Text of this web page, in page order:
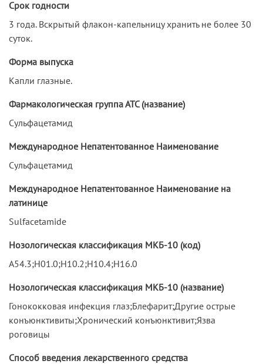
Срок годности
3 года. Вскрытый флакон-капельницу хранить не более 30
суток.
Форма выпуска
Капли глазные.
Фармакологическая группа АТС (название)
Сульфацетамид
Международное Непатентованное Наименование
Сульфацетамид
Международное Непатентованное Наименование на
латинице
Sulfacetamide
Нозологическая классификация МКБ-10 (код)
A54.3;H01.0;H10.2;H10.4;H16.0
Нозологическая классификация МКБ-10 (название)
Гонококковая инфекция глаз;Блефарит;Другие острые
конъюнктивиты;Хронический конъюнктивит;Язва
роговицы
Способ введения лекарственного средства